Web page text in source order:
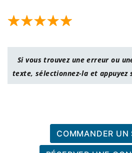
Si vous trouvez une erreur ou
texte, sélectionnez-la et appuyez
COMMANDER UN